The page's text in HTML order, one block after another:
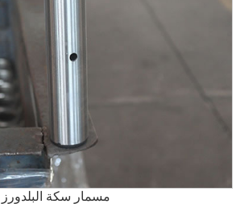
مسمار سكة البلدورز